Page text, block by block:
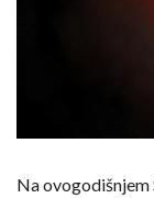
Na ovogodišnjem